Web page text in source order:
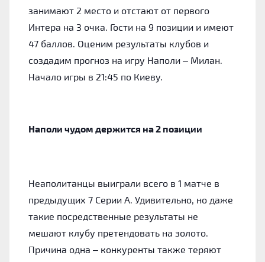
занимают 2 место и отстают от первого
Интера на 3 очка. Гости на 9 позиции и имеют
47 баллов. Оценим результаты клубов и
создадим прогноз на игру Наполи – Милан.
Начало игры в 21:45 по Киеву.
Наполи чудом держится на 2 позиции
Неаполитанцы выиграли всего в 1 матче в
предыдущих 7 Серии А. Удивительно, но даже
такие посредственные результаты не
мешают клубу претендовать на золото.
Причина одна – конкуренты также теряют